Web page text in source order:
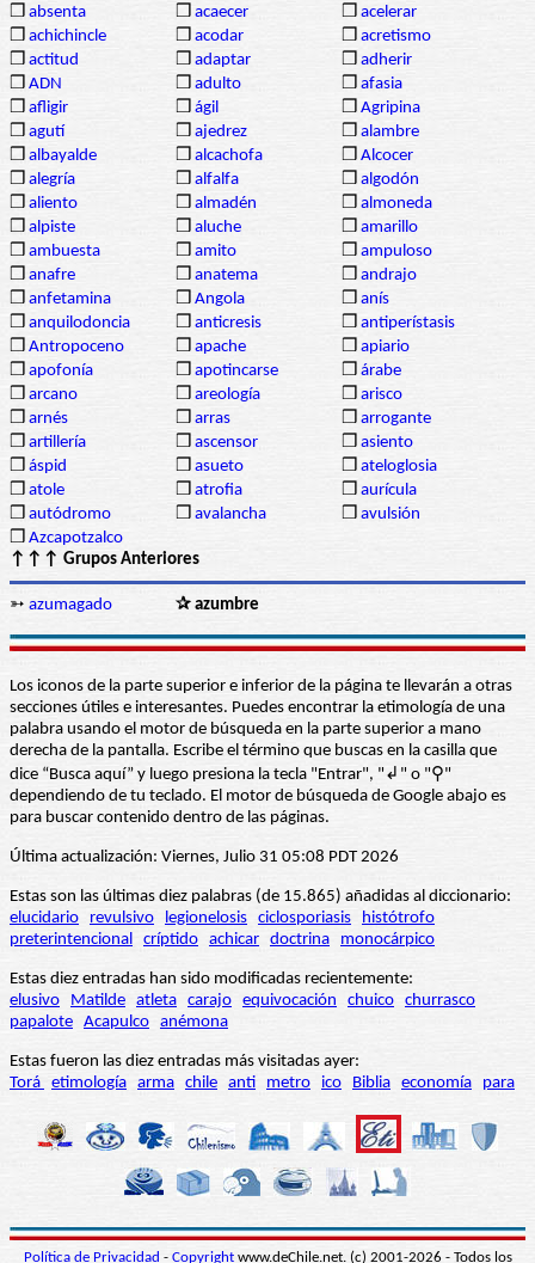
❒ absenta ❒ acaecer ❒ acelerar
❒ achichincle ❒ acodar ❒ acretismo
❒ actitud ❒ adaptar ❒ adherir
❒ ADN ❒ adulto ❒ afasia
❒ afligir ❒ ágil ❒ Agripina
❒ agutí ❒ ajedrez ❒ alambre
❒ albayalde ❒ alcachofa ❒ Alcocer
❒ alegría ❒ alfalfa ❒ algodón
❒ aliento ❒ almadén ❒ almoneda
❒ alpiste ❒ aluche ❒ amarillo
❒ ambuesta ❒ amito ❒ ampuloso
❒ anafre ❒ anatema ❒ andrajo
❒ anfetamina ❒ Angola ❒ anís
❒ anquilodoncia ❒ anticresis ❒ antiperístasis
❒ Antropoceno ❒ apache ❒ apiario
❒ apofonía ❒ apotincarse ❒ árabe
❒ arcano ❒ areología ❒ arisco
❒ arnés ❒ arras ❒ arrogante
❒ artillería ❒ ascensor ❒ asiento
❒ áspid ❒ asueto ❒ ateloglosia
❒ atole ❒ atrofia ❒ aurícula
❒ autódromo ❒ avalancha ❒ avulsión
❒ Azcapotzalco
↑↑↑ Grupos Anteriores
➳ azumagado ✰ azumbre
Los iconos de la parte superior e inferior de la página te llevarán a otras
secciones útiles e interesantes. Puedes encontrar la etimología de una
palabra usando el motor de búsqueda en la parte superior a mano
derecha de la pantalla. Escribe el término que buscas en la casilla que
dice “Busca aquí” y luego presiona la tecla "Entrar", "↲" o "⚲"
dependiendo de tu teclado. El motor de búsqueda de Google abajo es
para buscar contenido dentro de las páginas.
Última actualización: Viernes, Julio 31 05:08 PDT 2026
Estas son las últimas diez palabras (de 15.865) añadidas al diccionario:
elucidario
revulsivo legionelosis ciclosporiasis
histótrofo
preterintencional críptido achicar doctrina monocárpico
Estas diez entradas han sido modificadas recientemente:
elusivo
Matilde atleta carajo equivocación chuico churrasco
papalote Acapulco anémona
Estas fueron las diez entradas más visitadas ayer:
Torá etimología arma chile anti metro ico Biblia economía para
Política de Privacidad - Copyrightwww.deChile.net. (c) 2001-2026 - Todos los